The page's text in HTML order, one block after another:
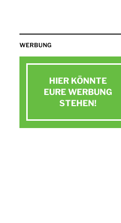
WERBUNG
HIER KÖNNTE
EURE WERBUNG
STEHEN!
Jetzt Kontakt aufnehmen